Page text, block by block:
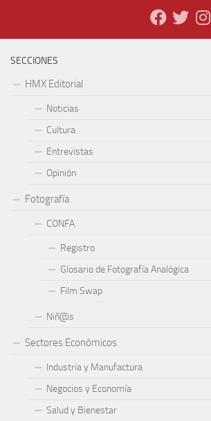
SECCIONES
HMX Editorial
Noticias
Cultura
Entrevistas
Opinión
Fotografía
CONFA
Registro
Glosario de Fotografía Analógica
Film Swap
Niñ@s
Sectores Económicos
Industria y Manufactura
Negocios y Economía
Salud y Bienestar